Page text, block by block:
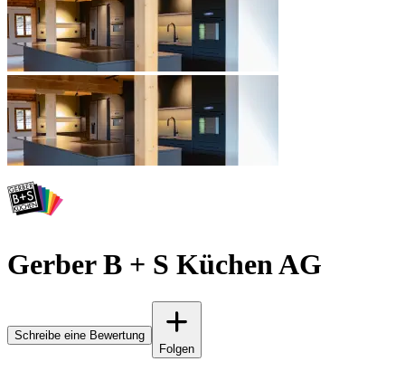
Gerber B + S Küchen AG
Schreibe eine Bewertung
Folgen